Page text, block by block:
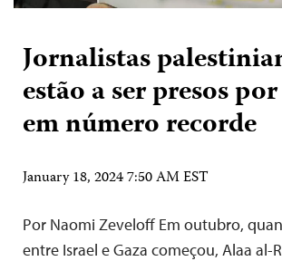
Jornalistas
estão a ser presos
em número recorde
January 18, 2024 7:50 AM EST
Por Naomi Zeveloff Em outubro,
entre Israel e Gaza começou, Alaa al-